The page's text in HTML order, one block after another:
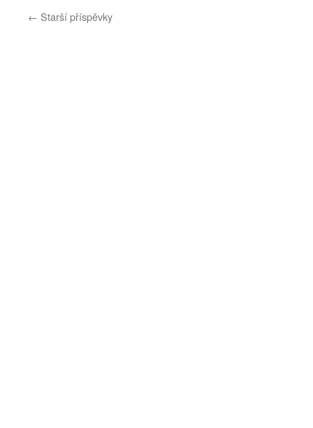
míří
← Starší příspěvky